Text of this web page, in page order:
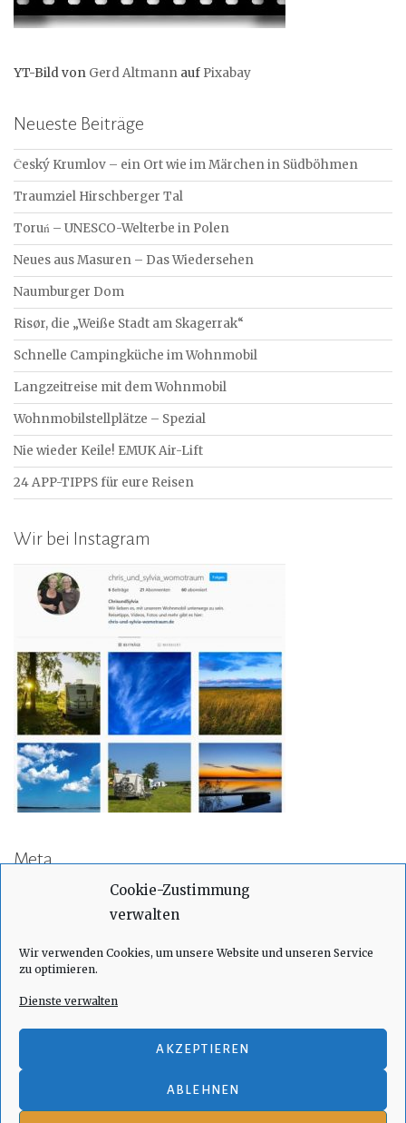
Cookie-Zustimmung
verwalten
Wir verwenden Cookies, um unsere Website und unseren Service
zu optimieren.
Dienste verwalten
AKZEPTIEREN
ABLEHNEN
YT-Bild von Gerd Altmann auf Pixabay
Neueste Beiträge
Český Krumlov – ein Ort wie im Märchen in Südböhmen
Traumziel Hirschberger Tal
Toruń – UNESCO-Welterbe in Polen
Neues aus Masuren – Das Wiedersehen
Naumburger Dom
Risør, die „Weiße Stadt am Skagerrak“
Schnelle Campingküche im Wohnmobil
Langzeitreise mit dem Wohnmobil
Wohnmobilstellplätze – Spezial
Nie wieder Keile! EMUK Air-Lift
24 APP-TIPPS für eure Reisen
Wir bei Instagram
Meta
Kommentar-Feed
WordPress.org